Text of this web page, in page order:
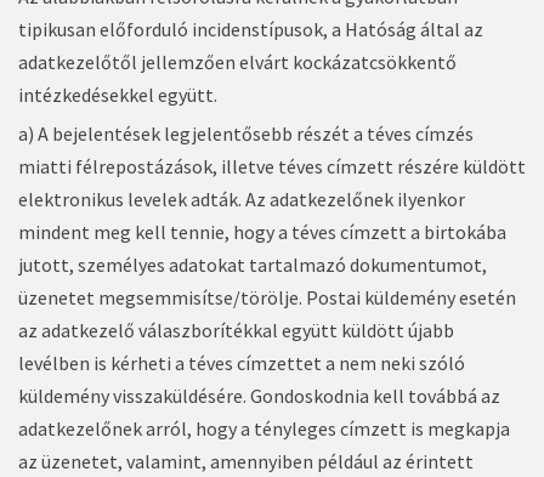
tipikusan előforduló incidenstípusok, a Hatóság által az
adatkezelőtől jellemzően elvárt kockázatcsökkentő
intézkedésekkel együtt.
a) A bejelentések legjelentősebb részét a téves címzés
miatti félrepostázások, illetve téves címzett részére küldött
elektronikus levelek adták. Az adatkezelőnek ilyenkor
mindent meg kell tennie, hogy a téves címzett a birtokába
jutott, személyes adatokat tartalmazó dokumentumot,
üzenetet megsemmisítse/törölje. Postai küldemény esetén
az adatkezelő válaszborítékkal együtt küldött újabb
levélben is kérheti a téves címzettet a nem neki szóló
küldemény visszaküldésére. Gondoskodnia kell továbbá az
adatkezelőnek arról, hogy a tényleges címzett is megkapja
az üzenetet, valamint, amennyiben például az érintett